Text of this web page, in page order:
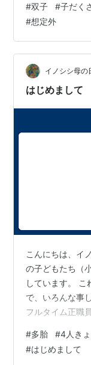
況より、 両親た
豊かだったし 子
と同じだけのこ
度お金かけて育
い事などは少々
と、どっちがい
#双子 #子だく
#想定外
イノシシ母の
はじめまして
こんにちは、イ
の子どもたち（
しています。 こ
で、いろんな事
フルタイム正職
たばたな日常に
なと思います。
#多胎 #4人き
#はじめまして